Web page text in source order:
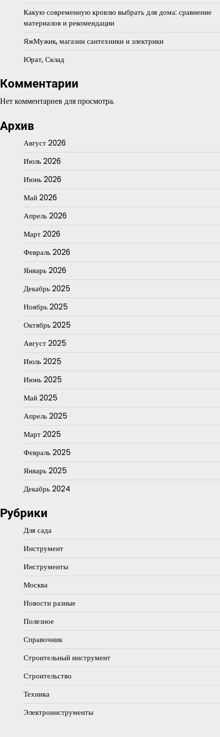
Какую современную кровлю выбрать для дома: сравнение
материалов и рекомендации
ЯжМужик, магазин сантехники и электрики
Юрат, Склад
Комментарии
Нет комментариев для просмотра.
Архив
Август 2026
Июль 2026
Июнь 2026
Май 2026
Апрель 2026
Март 2026
Февраль 2026
Январь 2026
Декабрь 2025
Ноябрь 2025
Октябрь 2025
Август 2025
Июль 2025
Июнь 2025
Май 2025
Апрель 2025
Март 2025
Февраль 2025
Январь 2025
Декабрь 2024
Рубрики
Для сада
Инструмент
Инструменты
Москва
Новости разные
Полезное
Справочник
Строительный инструмент
Строительство
Техника
Электроинструменты